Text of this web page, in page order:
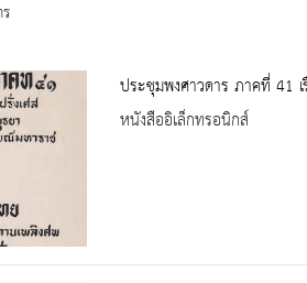
ประชุมพงศาวดาร ภาคที่ 41
หนังสืออิเล็กทรอนิกส์